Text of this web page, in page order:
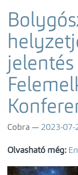
Cobra 2023-07-
Olvasható még: